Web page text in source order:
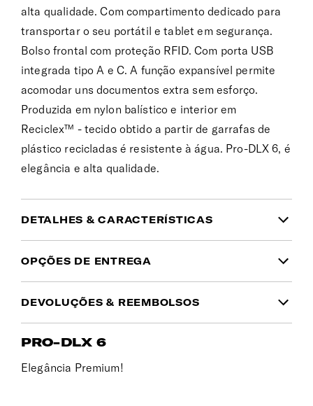
alta qualidade. Com compartimento dedicado para
transportar o seu portátil e tablet em segurança.
Bolso frontal com proteção RFID. Com porta USB
integrada tipo A e C. A função expansível permite
acomodar uns documentos extra sem esforço.
Produzida em nylon balístico e interior em
Reciclex™ - tecido obtido a partir de garrafas de
plástico recicladas é resistente à água. Pro-DLX 6, é
elegância e alta qualidade.
DETALHES & CARACTERÍSTICAS
INFORMAÇÃO DO PRODUTO
Garantia
Cor
Verde
OPÇÕES DE ENTREGA
Domicílio
DEVOLUÇÕES & REEMBOLSOS
Simplesmente mudou de ideias? Pode devolver
qualquer encomenda no
PRO-DLX 6
Elegância Premium!